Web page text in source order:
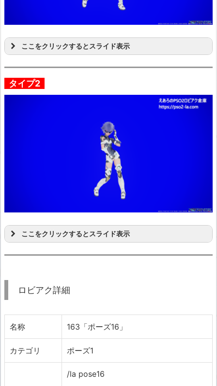
ここをクリックするとスライド表示
タイプ2
ここをクリックするとスライド表示
ロビアク詳細
名称 163「ポーズ16」
カテゴリ ポーズ1
/la pose16